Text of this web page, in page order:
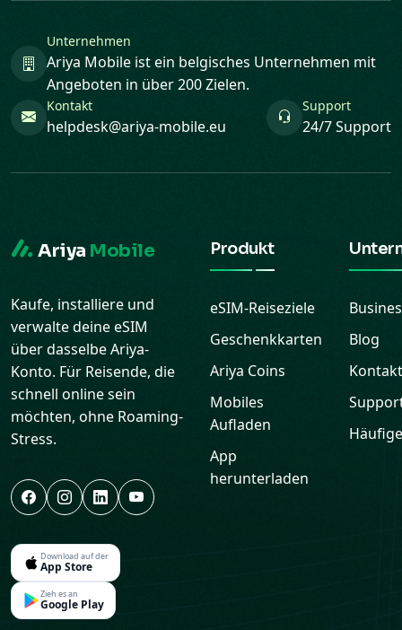
Unternehmen
Ariya Mobile ist ein belgisches Unternehmen mit
Angeboten in über 200 Zielen.
Kontakt
helpdesk@ariya-mobile.eu
Support
24/7 Support
Ariya Mobile
Kaufe, installiere und
verwalte deine eSIM
über dasselbe Ariya-
Konto. Für Reisende, die
schnell online sein
möchten, ohne Roaming-
Stress.
Download auf der
App Store
Zieh es an
Google Play
Produkt
eSIM-Reiseziele
Geschenkkarten
Ariya Coins
Mobiles
Aufladen
App
herunterladen
Blog
Kontakt